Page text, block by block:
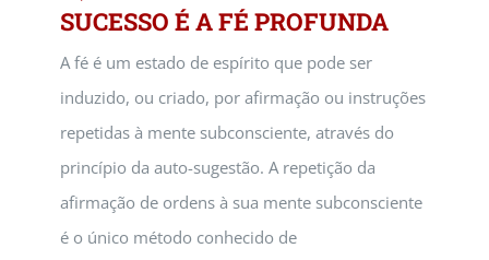
SUCESSO É A FÉ PROFUNDA
A fé é um estado de espírito que pode ser
induzido, ou criado, por afirmação ou instruções
repetidas à mente subconsciente, através do
princípio da auto-sugestão. A repetição da
afirmação de ordens à sua mente subconsciente
é o único método conhecido de